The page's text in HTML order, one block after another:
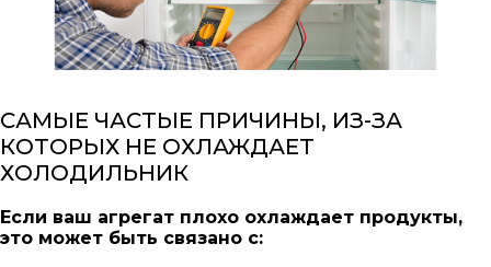
САМЫЕ ЧАСТЫЕ ПРИЧИНЫ, ИЗ-ЗА
КОТОРЫХ НЕ ОХЛАЖДАЕТ
ХОЛОДИЛЬНИК
Если ваш агрегат плохо охлаждает продукты,
это может быть связано с: